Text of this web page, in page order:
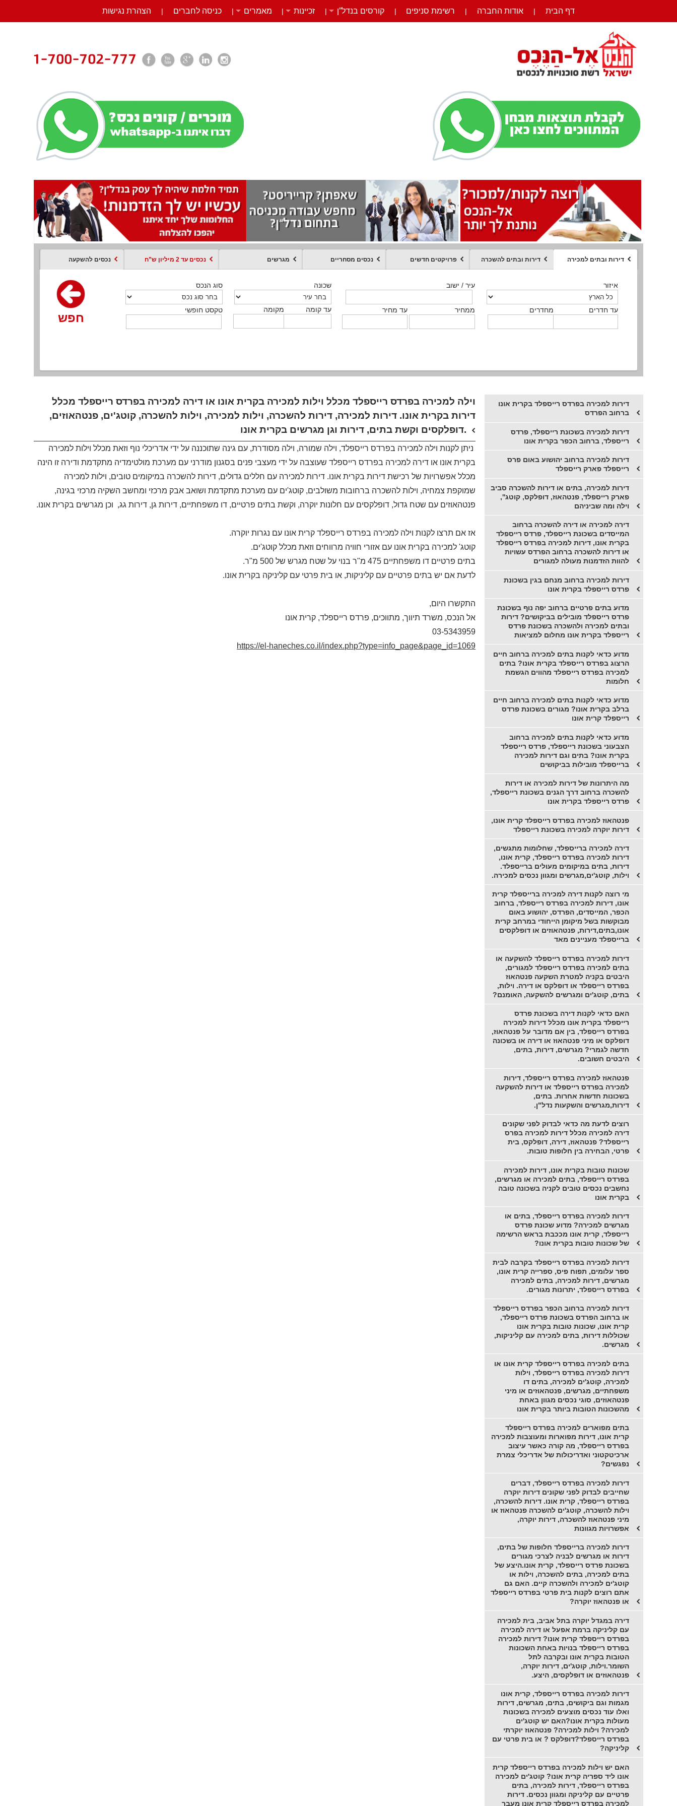
דף הבית | אודות החברה | רשימת סניפים | קורסים בנדל”ן | זכיינות | מאמרים | כניסה לחברים | הצהרת נגישות
דירות ובתים למכירה דירות ובתים להשכרה פרויקטים חדשים נכסים מסחריים מגרשים נכסים עד 2 מיליון ש”ח נכסים להשקעה
איזור
מחדרים עד חדרים
עיר / ישוב
ממחיר עד מחיר
שכונה
מקומה עד קומה
סוג הנכס
טקסט חופשי
חפש
איזור
מחדרים עד חדרים
עיר / ישוב
ממחיר עד מחיר
שכונה
מקומה עד קומה
סוג הנכס
טקסט חופשי
חפש
איזור
מחדרים עד חדרים
עיר / ישוב
ממחיר עד מחיר
שכונה
מקומה עד קומה
סוג הנכס
טקסט חופשי
חפש
איזור
סוג הנכס
עיר / ישוב
ממחיר עד מחיר
שכונה
מקומה עד קומה
סוג עסקה
טקסט חופשי
חפש
סוג הנכס ממחיר מקומה
חפש
איזור
מחדרים עד חדרים
עיר / ישוב
מקומה עד קומה
שכונה
טקסט חופשי
סוג הנכס
חפש
איזור
סוג הנכס
עיר / ישוב
ממחיר עד מחיר
שכונה
מקומה עד קומה
טקסט חופשי
חפש
וילה למכירה בפרדס רייספלד מכלל וילות למכירה בקרית אונו או דירה למכירה בפרדס רייספלד מכלל
דירות בקרית אונו. דירות למכירה, דירות להשכרה, וילות למכירה, וילות להשכרה, קוטג'ים, פנטהאוזים,
דופלקסים וקשת בתים, דירות וגן מגרשים בקרית אונו.
ניתן לקנות וילה למכירה בפרדס רייספלד, וילה שמורה, וילה מסודרת, עם גינה שתוכננה על ידי אדריכלי נוף וזאת מכלל וילות למכירה
בקרית אונו או דירה למכירה בפרדס רייספלד שעוצבה על ידי מעצבי פנים בסגנון מודרני עם מערכת מולטימדיה מתקדמת ודירה זו הינה
מכלל אפשרויות של רכישת דירות בקרית אונו. דירות למכירה עם חללים גדולים, דירות להשכרה במיקומים טובים, וילות למכירה
שמוקפת צמחיה, וילות להשכרה ברחובות משולבים, קוטג'ים עם מערכת מתקדמת ושואב אבק מרכזי ומחשב השקיה מרכזי בגינה,
פנטהאוזים עם שטח גדול, דופלקסים עם חלונות יוקרה, וקשת בתים פרטיים, דו משפחתיים, דירות גן, דירות גג, וכן מגרשים בקרית אונו.
אז אם תרצו לקנות וילה למכירה בפרדס רייספלד קרית אונו עם נגרות יוקרה.
קוטג' למכירה בקרית אונו עם אזורי חוויה מרווחים וזאת מכלל קוטג'ים.
בתים פרטיים דו משפחתיים 475 מ"ר בנוי על שטח מגרש של 500 מ"ר.
לדעת אם יש בתים פרטיים עם קליניקות, או בית פרטי עם קליניקה בקרית אונו.
התקשרו היום,
אל הנכס, משרד תיווך, מתווכים, פרדס רייספלד, קרית אונו
03-5343959
https://el-haneches.co.il/index.php?type=info_page&page_id=1069
דירות למכירה בפרדס רייספלד בקרית אונו
ברחוב הפרדס
דירות למכירה בשכונת רייספלד, פרדס
רייספלד, ברחוב הכפר בקרית אונו
דירות למכירה ברחוב יהושוע באום פרס
רייספלד פארק רייספלד
דירות למכירה, בתים או דירות להשכרה סביב
פארק רייספלד, פנטהאוז, דופלקס, קוטג'',
וילה ומה שביניהם
דירה למכירה או דירה להשכרה ברחוב
המייסדים בשכונת רייספלד, פרדס רייספלד
בקרית אונו, דירות למכירה בפרדס רייספלד
או דירות להשכרה ברחוב הפרדס עשויות
להוות הזדמנות מעולה למגורים
דירות למכירה ברחוב מנחם בגין בשכונת
פרדס רייספלד בקרית אונו
מדוע בתים פרטיים ברחוב יפה נוף בשכונת
פרדס רייספלד מובילים בביקושים? דירות
ובתים למכירה ולהשכרה בשכונת פרדס
רייספלד בקרית אונו מחלום למציאות
מדוע כדאי לקנות בתים למכירה ברחוב חיים
הרצוג בפרדס רייספלד בקרית אונו? בתים
למכירה בפרדס רייספלד מהווים הגשמת
חלומות
מדוע כדאי לקנות בתים למכירה ברחוב חיים
ברלב בקרית אונו? מגורים בשכונת פרדס
רייספלד קרית אונו
מדוע כדאי לקנות בתים למכירה ברחוב
הצבעוני בשכונת רייספלד, פרדס רייספלד
בקרית אונו? בתים וגם דירות למכירה
ברייספלד מובילות בביקושים
מה היתרונות של דירות למכירה או דירות
להשכרה ברחוב דרך הגנים בשכונת רייספלד,
פרדס רייספלד בקרית אונו
פנטהאוז למכירה בפרדס רייספלד קרית אונו,
דירות יוקרה למכירה בשכונת רייספלד
דירה למכירה ברייספלד, שחלומות מתגשים,
דירות למכירה בפרדס רייספלד, קרית אונו,
דירות, בתים במיקומים מעולים ברייספלד.
וילות, קוטג'ים,מגרשים ומגוון נכסים למכירה.
מי רוצה לקנות דירה למכירה ברייספלד קרית
אונו, דירות למכירה בפרדס רייספלד, ברחוב
הכפר, המייסדים, הפרדס, יהושוע באום
מבוקשות בשל מיקומן הייחודי במרחב קרית
אונו,בתים,דירות, פנטהאוזים או דופלקסים
ברייספלד מעניינים מאד
דירות למכירה בפרדס רייספלד להשקעה או
בתים למכירה בפרדס רייספלד למגורים,
היבטים בקניה למטרת השקעה פנטהאוז
בפרדס רייספלד או דופלקס או דירה. וילות,
בתים, קוטג'ים ומגרשים להשקעה, האומנם?
האם כדאי לקנות דירה בשכונת פרדס
רייספלד בקרית אונו מכלל דירות למכירה
בפרדס רייספלד, בין אם מדובר על פנטהאוז,
דופלקס או מיני פנטהאוז או דירה או בשכונה
חדשה לגמרי? מגרשים, דירות, בתים,
היבטים חשובים.
פנטהאוז למכירה בפרדס רייספלד, דירות
למכירה בפרדס רייספלד או דירות להשקעה
בשכונות חדשות אחרות. בתים,
דירות,מגרשים והשקעות נדל"ן.
רוצים לדעת מה כדאי לבדוק לפני שקונים
דירה למכירה מכלל דירות למכירה בפרס
רייספלד? פנטהאוז, דירה, דופלקס, בית
פרטי, הבחירה בין חלופות טובות.
שכונות טובות בקרית אונו, דירות למכירה
בפרדס רייספלד, בתים למכירה או מגרשים,
נחשבים נכסים טובים לקניה בשכונה טובה
בקרית אונו
דירות למכירה בפרדס רייספלד, בתים או
מגרשים למכירה? מדוע שכונת פרדס
רייספלד, קרית אונו מככבת בראש הרשימה
של שכונות טובות בקרית אונו?
דירות למכירה בפרדס רייספלד בקרבה לבית
ספר עלומים, תפוח פיס, ספרייה קרית אונו,
מגרשים, דירות למכירה, בתים למכירה
בפרדס רייספלד, יתרונות מגורים.
דירות למכירה ברחוב הכפר בפרדס רייספלד
או ברחוב הפרדס בשכונת פרדס רייספלד,
קרית אונו, שכונות טובות בקרית אונו
שכוללות דירות, בתים למכירה עם קליניקות,
מגרשים.
בתים למכירה בפרדס רייספלד קרית אונו או
דירות למכירה בפרדס רייספלד, וילות
למכירה, קוטג'ים למכירה, בתים דו
משפחתיים, מגרשים, פנטהאוזים או מיני
פנטהאוזים, סוגי נכסים מגוון באחת
מהשכונות הטובות ביותר בקרית אונו
בתים מפוארים למכירה בפרדס רייספלד
קרית אונו, דירות מפוארות ומעוצבות למכירה
בפרדס רייספלד, מה קורה כאשר עיצוב
ארכיטקטוני ואדריכולות של אדריכלי צמרת
נפגשים?
דירות למכירה בפרדס רייספלד, דברים
שחייבים לבדוק לפני שקונים דירות יוקרה
בפרדס רייספלד, קרית אונו. דירות להשכרה,
וילות להשכרה, קוטג'ים להשכרה פנטהאוז או
מיני פנטהאוז להשכרה, דירות יוקרה,
אפשרויות מגוונות
דירות למכירה ברייספלד חלופות של בתים,
דירות או מגרשים לבניה לצרכי מגורים
בשכונת פרדס רייספלד, קרית אונו.היצע של
בתים למכירה, בתים להשכרה, וילות או
קוטג'ים למכירה ולהשכרה קיים. האם גם
אתם רוצים לקנות בית פרטי בפרדס רייספלד
או פנטהאוז יוקרה?
דירה במגדל יוקרה בתל אביב, בית למכירה
עם קליניקה ברמת אפעל או דירה למכירה
בפרדס רייספלד קרית אונו? דירות למכירה
בפרדס רייספלד בנויות באחת השכונות
הטובות בקרית אונו ובקרבה לתל
השומר.וילות, קוטג'ים, דירות יוקרה,
פנטהאוזים או דופלקסים, היצע.
דירות למכירה בפרדס רייספלד, קרית אונו
מגמות וגם ביקושים, בתים, מגרשים, דירות
ואלו עוד נכסים מוצעים למכירה בשכונות
מעולות בקרית אונו?האם יש קוטג'ים
למכירה? וילות למכירה? פנטהאוז יוקרתי
בפרדס רייספלד?דופלקס ? או בית פרטי עם
קליניקה?
האם יש וילות למכירה בפרדס רייספלד קרית
אונו ליד ספריה קרית אונו? קוטג'ים למכירה
בפרדס רייספלד, דירות למכירה, בתים
פרטיים עם קליניקה ומגוון נכסים. דירות
למכירה בפרדס רייספלד קרית אונו מעבר